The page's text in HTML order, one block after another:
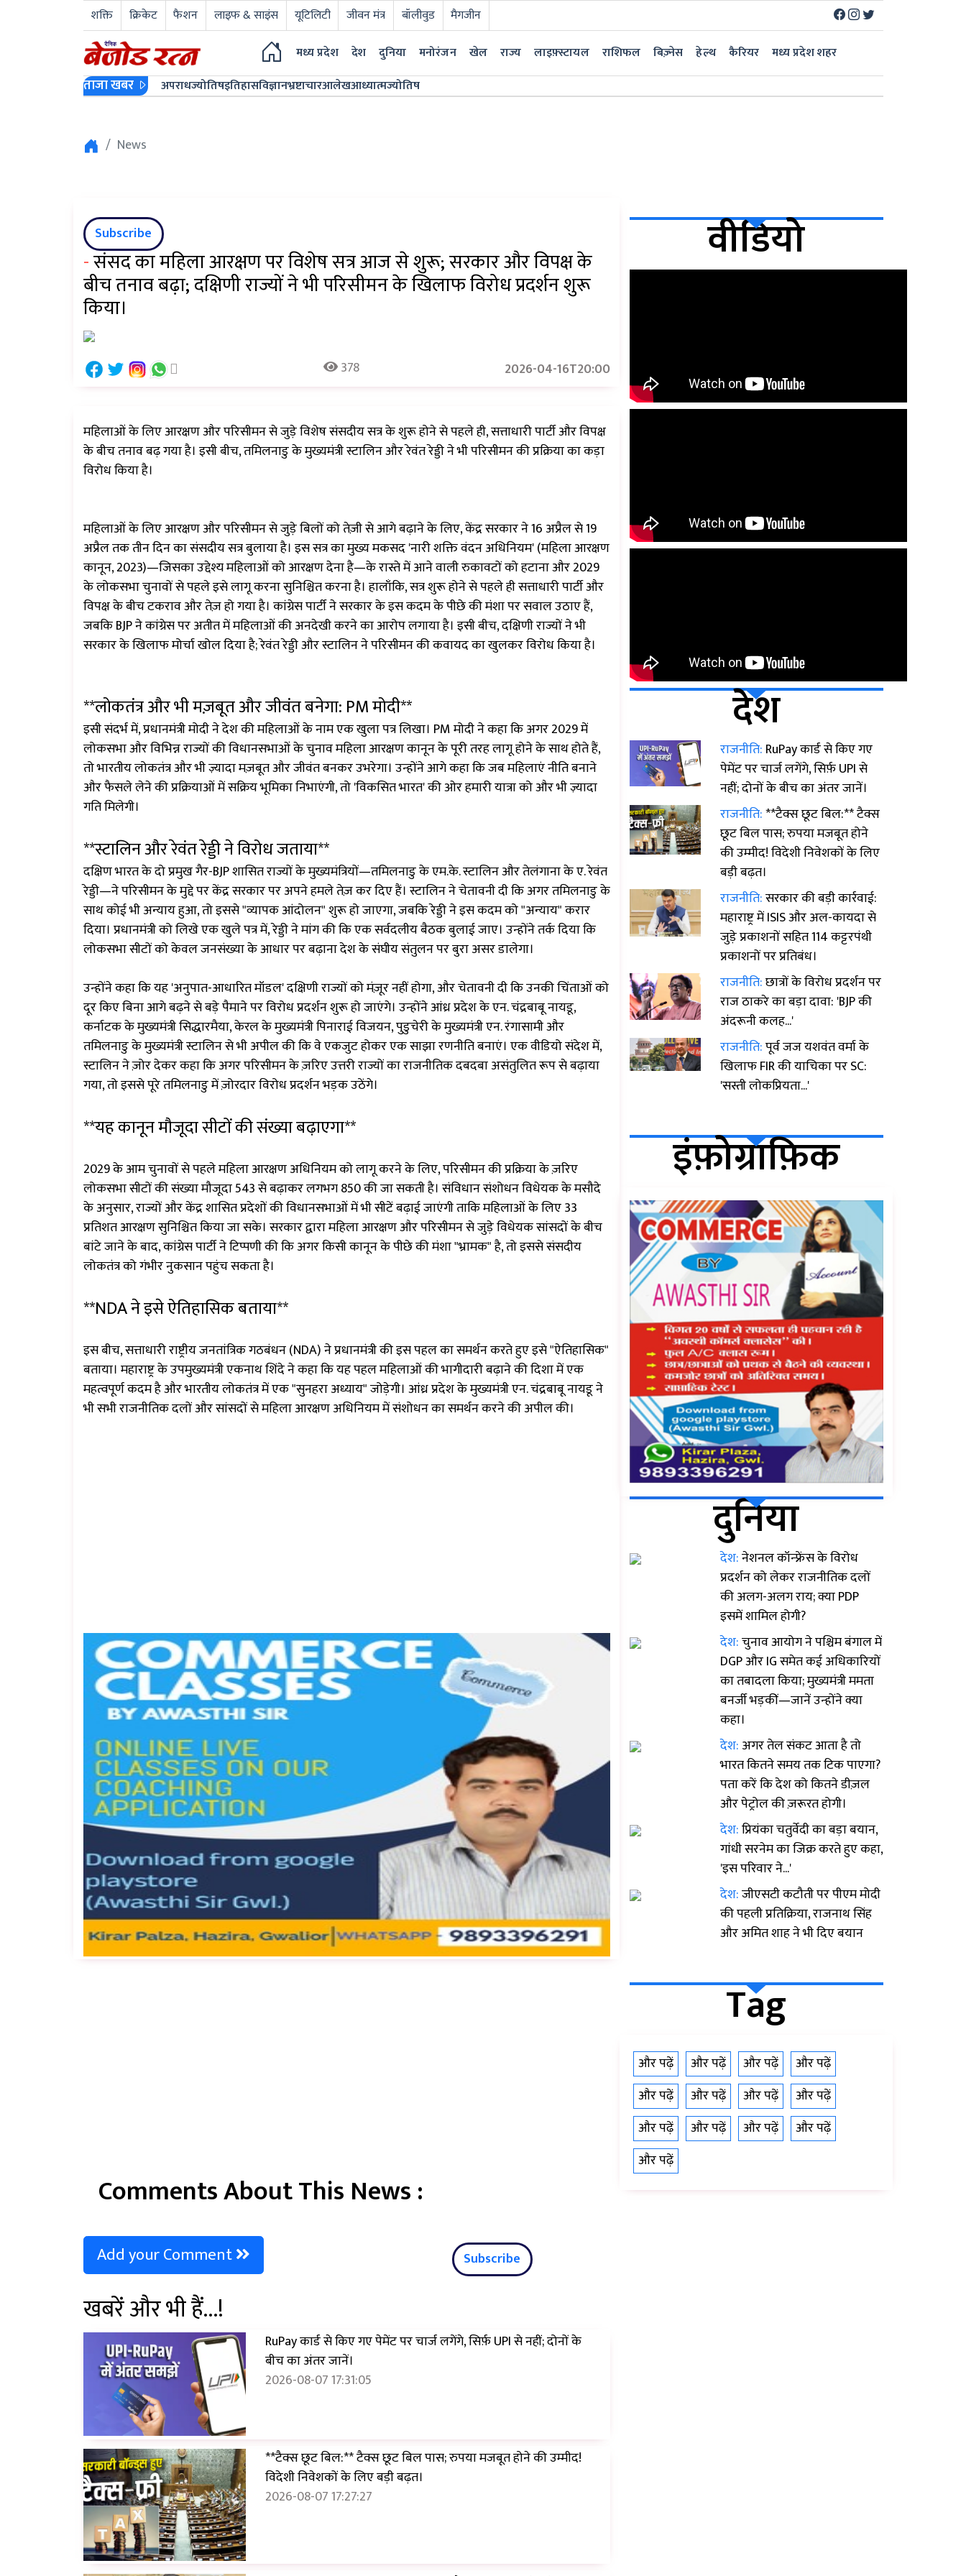
शक्ति क्रिकेट फैशन लाइफ & साइंस यूटिलिटी जीवन मंत्र बॉलीवुड
मैगजीन
मध्य प्रदेश
देश दुनिया मनोरंजन खेल राज्य लाइफ़्स्टायल राशिफल बिज़्नेस हेल्थ कैरियर मध्य प्रदेश शहर
ताजा खबर अपराधज्योतिषइतिहासविज्ञानभ्रष्टाचारआलेखआध्यात्मज्योतिष
News
Subscribe
-संसद का महिला आरक्षण पर विशेष सत्र आज से शुरू; सरकार और विपक्ष के
बीच तनाव बढ़ा; दक्षिणी राज्यों ने भी परिसीमन के खिलाफ विरोध प्रदर्शन शुरू
किया।
378 2026-04-16T20:00
महिलाओं के लिए आरक्षण और परिसीमन से जुड़े विशेष संसदीय सत्र के शुरू होने से पहले ही, सत्ताधारी पार्टी और विपक्ष
के बीच तनाव बढ़ गया है। इसी बीच, तमिलनाडु के मुख्यमंत्री स्टालिन और रेवंत रेड्डी ने भी परिसीमन की प्रक्रिया का कड़ा
विरोध किया है।
महिलाओं के लिए आरक्षण और परिसीमन से जुड़े बिलों को तेज़ी से आगे बढ़ाने के लिए, केंद्र सरकार ने 16 अप्रैल से 19
अप्रैल तक तीन दिन का संसदीय सत्र बुलाया है। इस सत्र का मुख्य मकसद 'नारी शक्ति वंदन अधिनियम' (महिला आरक्षण
कानून, 2023)—जिसका उद्देश्य महिलाओं को आरक्षण देना है—के रास्ते में आने वाली रुकावटों को हटाना और 2029
के लोकसभा चुनावों से पहले इसे लागू करना सुनिश्चित करना है। हालाँकि, सत्र शुरू होने से पहले ही सत्ताधारी पार्टी और
विपक्ष के बीच टकराव और तेज़ हो गया है। कांग्रेस पार्टी ने सरकार के इस कदम के पीछे की मंशा पर सवाल उठाए हैं,
जबकि BJP ने कांग्रेस पर अतीत में महिलाओं की अनदेखी करने का आरोप लगाया है। इसी बीच, दक्षिणी राज्यों ने भी
सरकार के खिलाफ मोर्चा खोल दिया है; रेवंत रेड्डी और स्टालिन ने परिसीमन की कवायद का खुलकर विरोध किया है।
**लोकतंत्र और भी मज़बूत और जीवंत बनेगा: PM मोदी**
इसी संदर्भ में, प्रधानमंत्री मोदी ने देश की महिलाओं के नाम एक खुला पत्र लिखा। PM मोदी ने कहा कि अगर 2029 में
लोकसभा और विभिन्न राज्यों की विधानसभाओं के चुनाव महिला आरक्षण कानून के पूरी तरह लागू होने के साथ होते हैं,
तो भारतीय लोकतंत्र और भी ज़्यादा मज़बूत और जीवंत बनकर उभरेगा। उन्होंने आगे कहा कि जब महिलाएं नीति बनाने
और फैसले लेने की प्रक्रियाओं में सक्रिय भूमिका निभाएंगी, तो 'विकसित भारत' की ओर हमारी यात्रा को और भी ज़्यादा
गति मिलेगी।
**स्टालिन और रेवंत रेड्डी ने विरोध जताया**
दक्षिण भारत के दो प्रमुख गैर-BJP शासित राज्यों के मुख्यमंत्रियों—तमिलनाडु के एम.के. स्टालिन और तेलंगाना के ए. रेवंत
रेड्डी—ने परिसीमन के मुद्दे पर केंद्र सरकार पर अपने हमले तेज़ कर दिए हैं। स्टालिन ने चेतावनी दी कि अगर तमिलनाडु के
साथ कोई भी अन्याय हुआ, तो इससे "व्यापक आंदोलन" शुरू हो जाएगा, जबकि रेड्डी ने इस कदम को "अन्याय" करार
दिया। प्रधानमंत्री को लिखे एक खुले पत्र में, रेड्डी ने मांग की कि एक सर्वदलीय बैठक बुलाई जाए। उन्होंने तर्क दिया कि
लोकसभा सीटों को केवल जनसंख्या के आधार पर बढ़ाना देश के संघीय संतुलन पर बुरा असर डालेगा।
उन्होंने कहा कि यह 'अनुपात-आधारित मॉडल' दक्षिणी राज्यों को मंज़ूर नहीं होगा, और चेतावनी दी कि उनकी चिंताओं को
दूर किए बिना आगे बढ़ने से बड़े पैमाने पर विरोध प्रदर्शन शुरू हो जाएंगे। उन्होंने आंध्र प्रदेश के एन. चंद्रबाबू नायडू,
कर्नाटक के मुख्यमंत्री सिद्धारमैया, केरल के मुख्यमंत्री पिनाराई विजयन, पुडुचेरी के मुख्यमंत्री एन. रंगासामी और
तमिलनाडु के मुख्यमंत्री स्टालिन से भी अपील की कि वे एकजुट होकर एक साझा रणनीति बनाएं। एक वीडियो संदेश में,
स्टालिन ने ज़ोर देकर कहा कि अगर परिसीमन के ज़रिए उत्तरी राज्यों का राजनीतिक दबदबा असंतुलित रूप से बढ़ाया
गया, तो इससे पूरे तमिलनाडु में ज़ोरदार विरोध प्रदर्शन भड़क उठेंगे।
**यह कानून मौजूदा सीटों की संख्या बढ़ाएगा**
2029 के आम चुनावों से पहले महिला आरक्षण अधिनियम को लागू करने के लिए, परिसीमन की प्रक्रिया के ज़रिए
लोकसभा सीटों की संख्या मौजूदा 543 से बढ़ाकर लगभग 850 की जा सकती है। संविधान संशोधन विधेयक के मसौदे
के अनुसार, राज्यों और केंद्र शासित प्रदेशों की विधानसभाओं में भी सीटें बढ़ाई जाएंगी ताकि महिलाओं के लिए 33
प्रतिशत आरक्षण सुनिश्चित किया जा सके। सरकार द्वारा महिला आरक्षण और परिसीमन से जुड़े विधेयक सांसदों के बीच
बांटे जाने के बाद, कांग्रेस पार्टी ने टिप्पणी की कि अगर किसी कानून के पीछे की मंशा "भ्रामक" है, तो इससे संसदीय
लोकतंत्र को गंभीर नुकसान पहुंच सकता है।
**NDA ने इसे ऐतिहासिक बताया**
इस बीच, सत्ताधारी राष्ट्रीय जनतांत्रिक गठबंधन (NDA) ने प्रधानमंत्री की इस पहल का समर्थन करते हुए इसे "ऐतिहासिक"
बताया। महाराष्ट्र के उपमुख्यमंत्री एकनाथ शिंदे ने कहा कि यह पहल महिलाओं की भागीदारी बढ़ाने की दिशा में एक
महत्वपूर्ण कदम है और भारतीय लोकतंत्र में एक "सुनहरा अध्याय" जोड़ेगी। आंध्र प्रदेश के मुख्यमंत्री एन. चंद्रबाबू नायडू ने
भी सभी राजनीतिक दलों और सांसदों से महिला आरक्षण अधिनियम में संशोधन का समर्थन करने की अपील की।
Comments About This News :
Add your Comment Subscribe
खबरें और भी हैं...!
RuPay कार्ड से किए गए पेमेंट पर चार्ज लगेंगे, सिर्फ़ UPI से नहीं; दोनों के
बीच का अंतर जानें।
2026-08-07 17:31:05
**टैक्स छूट बिल:** टैक्स छूट बिल पास; रुपया मजबूत होने की उम्मीद!
विदेशी निवेशकों के लिए बड़ी बढ़त।
2026-08-07 17:27:27
वीडियो
देश
राजनीति: RuPay कार्ड से किए गए
पेमेंट पर चार्ज लगेंगे, सिर्फ़ UPI से
नहीं; दोनों के बीच का अंतर जानें।
राजनीति:**टैक्स छूट बिल:** टैक्स
छूट बिल पास; रुपया मजबूत होने
की उम्मीद! विदेशी निवेशकों के लिए
बड़ी बढ़त।
राजनीति:सरकार की बड़ी कार्रवाई:
महाराष्ट्र में ISIS और अल-कायदा से
जुड़े प्रकाशनों सहित 114 कट्टरपंथी
प्रकाशनों पर प्रतिबंध।
राजनीति:छात्रों के विरोध प्रदर्शन पर
राज ठाकरे का बड़ा दावा: 'BJP की
अंदरूनी कलह...'
राजनीति:पूर्व जज यशवंत वर्मा के
खिलाफ FIR की याचिका पर SC:
'सस्ती लोकप्रियता...'
इंफ़ोग्राफ़िक
दुनिया
देश:नेशनल कॉन्फ्रेंस के विरोध
प्रदर्शन को लेकर राजनीतिक दलों
की अलग-अलग राय; क्या PDP
इसमें शामिल होगी?
देश:चुनाव आयोग ने पश्चिम बंगाल में
DGP और IG समेत कई अधिकारियों
का तबादला किया; मुख्यमंत्री ममता
बनर्जी भड़कीं—जानें उन्होंने क्या
कहा।
देश: अगर तेल संकट आता है तो
भारत कितने समय तक टिक पाएगा?
पता करें कि देश को कितने डीज़ल
और पेट्रोल की ज़रूरत होगी।
देश:प्रियंका चतुर्वेदी का बड़ा बयान,
गांधी सरनेम का जिक्र करते हुए कहा,
'इस परिवार ने...'
देश:जीएसटी कटौती पर पीएम मोदी
की पहली प्रतिक्रिया, राजनाथ सिंह
और अमित शाह ने भी दिए बयान
Tag
और पढ़ें और पढ़ें और पढ़ें
और पढ़ें
और पढ़ें
और पढ़ें और पढ़ें
और पढ़ें
और पढ़ें
और पढ़ें और पढ़ें
और पढ़ें
और पढ़ें